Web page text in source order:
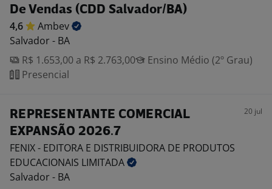
De Vendas (CDD Salvador/BA)
4,6
Ambev
Salvador - BA
R$ 1.653,00 a R$ 2.763,00
Ensino Médio (2º Grau)
Presencial
REPRESENTANTE COMERCIAL
EXPANSÃO 2026.7
20 jul
FENIX - EDITORA E DISTRIBUIDORA DE PRODUTOS
EDUCACIONAIS LIMITADA
Salvador - BA